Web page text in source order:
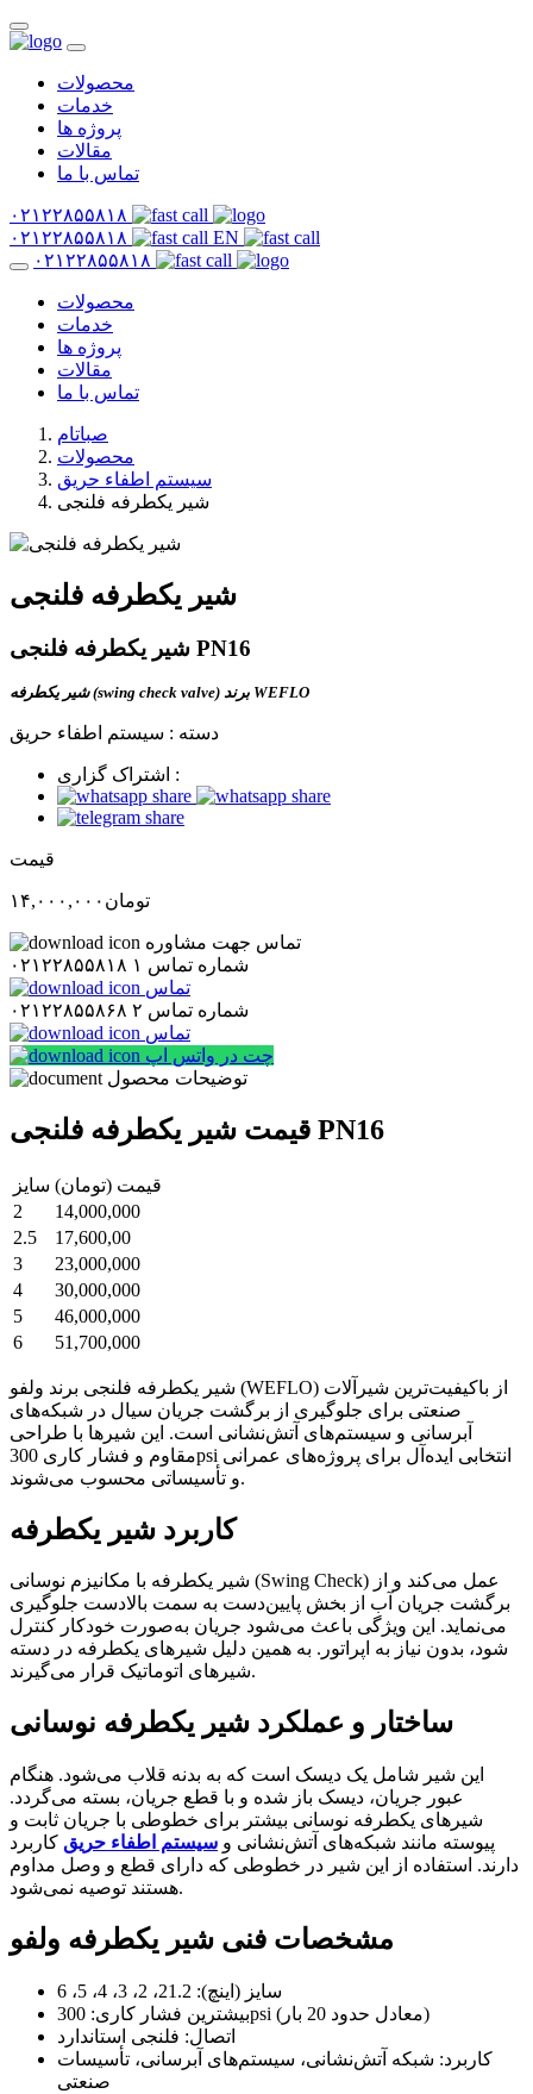
محصولات
خدمات
پروژه ها
مقالات
تماس با ما
۰۲۱۲۲۸۵۵۸۱۸
۰۲۱۲۲۸۵۵۸۱۸
EN
۰۲۱۲۲۸۵۵۸۱۸
محصولات
خدمات
پروژه ها
مقالات
تماس با ما
صباتام
محصولات
سیستم اطفاء حریق
شیر یکطرفه فلنجی
شیر یکطرفه فلنجی
شیر یکطرفه فلنجی PN16
شیر یکطرفه (swing check valve) برند WEFLO
دسته : سیستم اطفاء حریق
اشتراک گزاری :
قیمت
۱۴,۰۰۰,۰۰۰ تومان
تماس جهت مشاوره
شماره تماس ۱
۰۲۱۲۲۸۵۵۸۱۸
تماس
شماره تماس ۲
۰۲۱۲۲۸۵۵۸۶۸
تماس
چت در واتس اپ
توضیحات محصول
قیمت شیر یکطرفه فلنجی PN16
سایز قیمت (تومان)
2
14,000,000
2.5
17,600,00
3
23,000,000
4
30,000,000
5
46,000,000
6
51,700,000
شیر یکطرفه فلنجی برند ولفو (WEFLO) از باکیفیت‌ترین شیرآلات
صنعتی برای جلوگیری از برگشت جریان سیال در شبکه‌های
آبرسانی و سیستم‌های آتش‌نشانی است. این شیرها با طراحی
مقاوم و فشار کاری 300psi انتخابی ایده‌آل برای پروژه‌های عمرانی
و تأسیساتی محسوب می‌شوند.
کاربرد شیر یکطرفه
شیر یکطرفه با مکانیزم نوسانی (Swing Check) عمل می‌کند و از
برگشت جریان آب از بخش پایین‌دست به سمت بالادست جلوگیری
می‌نماید. این ویژگی باعث می‌شود جریان به‌صورت خودکار کنترل
شود، بدون نیاز به اپراتور. به همین دلیل شیرهای یکطرفه در دسته
شیرهای اتوماتیک قرار می‌گیرند.
ساختار و عملکرد شیر یکطرفه نوسانی
این شیر شامل یک دیسک است که به بدنه قلاب می‌شود. هنگام
عبور جریان، دیسک باز شده و با قطع جریان، بسته می‌گردد.
شیرهای یکطرفه نوسانی بیشتر برای خطوطی با جریان ثابت و
پیوسته مانند شبکه‌های آتش‌نشانی و سیستم اطفاء حریق کاربرد
دارند. استفاده از این شیر در خطوطی که دارای قطع و وصل مداوم
هستند توصیه نمی‌شود.
مشخصات فنی شیر یکطرفه ولفو
سایز (اینچ): 21.2، 2، 3، 4، 5، 6
بیشترین فشار کاری: 300psi (معادل حدود 20 بار)
اتصال: فلنجی استاندارد
کاربرد: شبکه آتش‌نشانی، سیستم‌های آبرسانی، تأسیسات
صنعتی